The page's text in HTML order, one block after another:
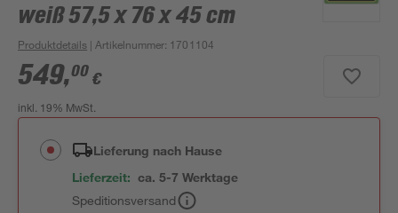
weiß 57,5 x 76 x 45 cm
Produktdetails | Artikelnummer: 1701104
549,00 €
inkl. 19% MwSt.
Lieferung nach Hause
Lieferzeit: ca. 5-7 Werktage
Speditionsversand